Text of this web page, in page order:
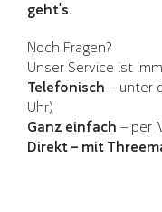
geht's.
Noch Fragen?
Unser Service ist
Telefonisch – unter
Uhr)
Ganz einfach – per
Direkt – mit